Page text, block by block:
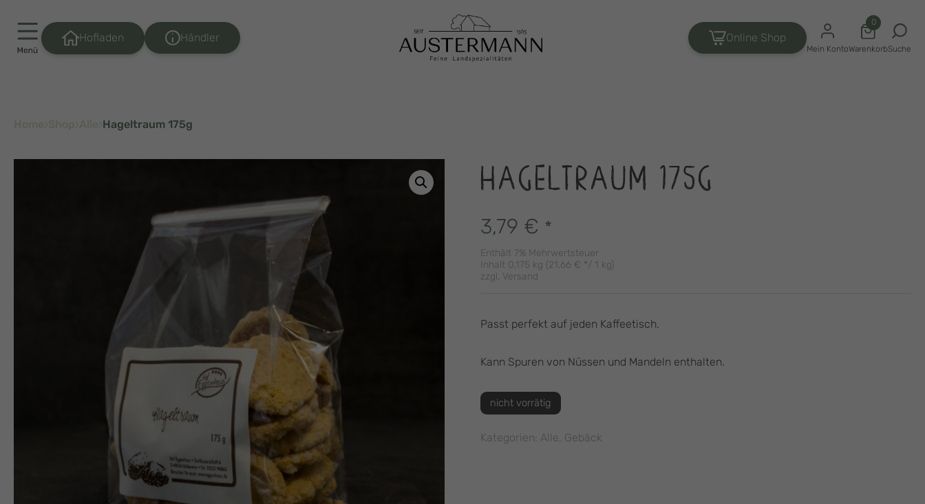
Hofladen Händler Online Shop
Mein Konto
0
WarenkorbSuche
Hageltraum 175g
HAGELTRAUM 175G
3,79 € *
Enthält 7% Mehrwertsteuer
Inhalt 0,175 kg (21,66 € */ 1 kg)
zzgl. Versand
Passt perfekt auf jeden Kaffeetisch.
Kann Spuren von Nüssen und Mandeln enthalten.
nicht vorrätig
Kategorien: Alle Gebäck